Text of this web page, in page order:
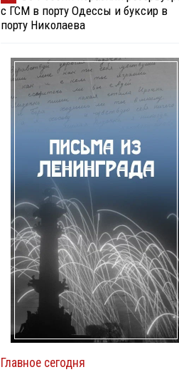
с ГСМ в порту Одессы и буксир в
порту Николаева
Главное сегодня